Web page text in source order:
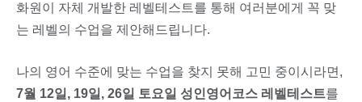
화원이 자체 개발한 레벨테스트를 통해 여러분에게 꼭 맞
는 레벨의 수업을 제안해드립니다.
나의 영어 수준에 맞는 수업을 찾지 못해 고민 중이시라면,
7월 12일, 19일, 26일 토요일 성인영어코스 레벨테스트를